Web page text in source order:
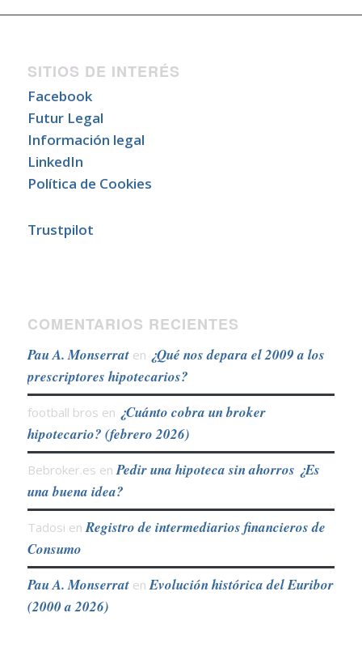
SITIOS DE INTERÉS
Facebook
Futur Legal
Información legal
LinkedIn
Política de Cookies
Trustpilot
COMENTARIOS RECIENTES
Pau A. Monserraten ¿Qué nos depara el 2009 a los
prescriptores hipotecarios?
football bros en ¿Cuánto cobra un broker
hipotecario? (febrero 2026)
Bebroker.es enPedir una hipoteca sin ahorros ¿Es
una buena idea?
Tadosi enRegistro de intermediarios financieros de
Consumo
Pau A. MonserratenEvolución histórica del Euribor
(2000 a 2026)